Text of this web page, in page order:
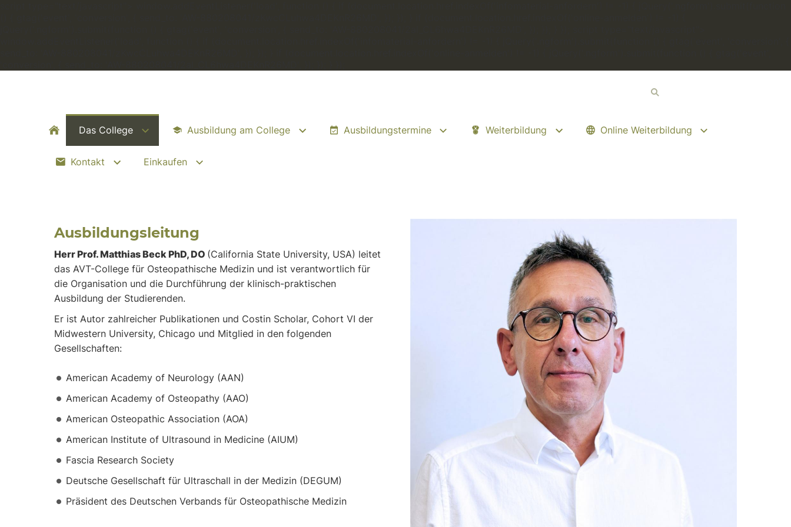
Das College Ausbildung am College Ausbildungstermine Weiterbildung Online Weiterbildung
Kontakt Einkaufen
Ausbildungsleitung
Herr Prof. Matthias Beck PhD, DO (California State University, USA) leitet
das AVT-College für Osteopathische Medizin und ist verantwortlich für
die Organisation und die Durchführung der klinisch-praktischen
Ausbildung der Studierenden.
Er ist Autor zahlreicher Publikationen und Costin Scholar, Cohort VI der
Midwestern University, Chicago und Mitglied in den folgenden
Gesellschaften:
American Academy of Neurology (AAN)
American Academy of Osteopathy (AAO)
American Osteopathic Association (AOA)
American Institute of Ultrasound in Medicine (AIUM)
Fascia Research Society
Deutsche Gesellschaft für Ultraschall in der Medizin (DEGUM)
Präsident des Deutschen Verbands für Osteopathische Medizin